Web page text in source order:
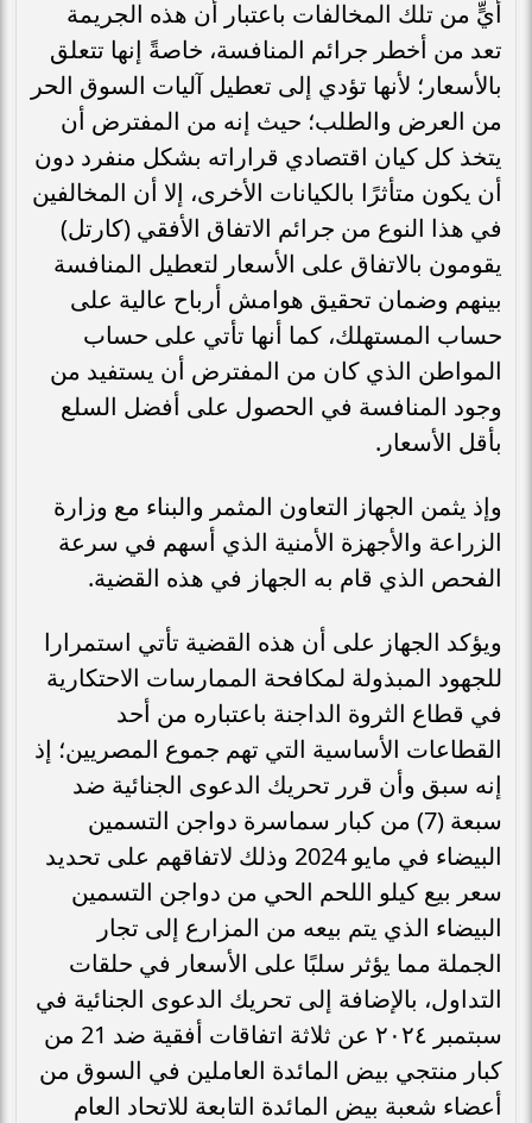
أيٍّ من تلك المخالفات باعتبار أن هذه الجريمة
تعد من أخطر جرائم المنافسة، خاصةً إنها تتعلق
بالأسعار؛ لأنها تؤدي إلى تعطيل آليات السوق الحر
من العرض والطلب؛ حيث إنه من المفترض أن
يتخذ كل كيان اقتصادي قراراته بشكل منفرد دون
أن يكون متأثرًا بالكيانات الأخرى، إلا أن المخالفين
في هذا النوع من جرائم الاتفاق الأفقي (كارتل)
يقومون بالاتفاق على الأسعار لتعطيل المنافسة
بينهم وضمان تحقيق هوامش أرباح عالية على
حساب المستهلك، كما أنها تأتي على حساب
المواطن الذي كان من المفترض أن يستفيد من
وجود المنافسة في الحصول على أفضل السلع
بأقل الأسعار.
وإذ يثمن الجهاز التعاون المثمر والبناء مع وزارة
الزراعة والأجهزة الأمنية الذي أسهم في سرعة
الفحص الذي قام به الجهاز في هذه القضية.
ويؤكد الجهاز على أن هذه القضية تأتي استمرارا
للجهود المبذولة لمكافحة الممارسات الاحتكارية
في قطاع الثروة الداجنة باعتباره من أحد
القطاعات الأساسية التي تهم جموع المصريين؛ إذ
إنه سبق وأن قرر تحريك الدعوى الجنائية ضد
سبعة (7) من كبار سماسرة دواجن التسمين
البيضاء في مايو 2024 وذلك لاتفاقهم على تحديد
سعر بيع كيلو اللحم الحي من دواجن التسمين
البيضاء الذي يتم بيعه من المزارع إلى تجار
الجملة مما يؤثر سلبًا على الأسعار في حلقات
التداول، بالإضافة إلى تحريك الدعوى الجنائية في
سبتمبر ٢٠٢٤ عن ثلاثة اتفاقات أفقية ضد 21 من
كبار منتجي بيض المائدة العاملين في السوق من
أعضاء شعبة بيض المائدة التابعة للاتحاد العام